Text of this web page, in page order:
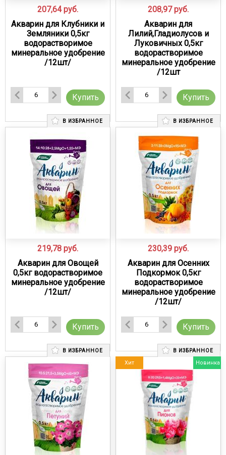
207,64 руб.
Акварин для Клубники и
Земляники 0,5кг
водорастворимое
минеральное удобрение
/12шт/
Купить
208,97 руб.
Акварин для
Лилий,Гладиолусов и
Луковичных 0,5кг
водорастворимое
минеральное удобрение
/12шт
Купить
В ИЗБРАННОЕ
219,78 руб.
Акварин для Овощей
0,5кг водорастворимое
минеральное удобрение
/12шт/
Купить
В ИЗБРАННОЕ
230,39 руб.
Акварин для Осенних
Подкормок 0,5кг
водорастворимое
минеральное удобрение
/12шт/
Купить
В ИЗБРАННОЕ В ИЗБРАННОЕ
Новинка
Хит